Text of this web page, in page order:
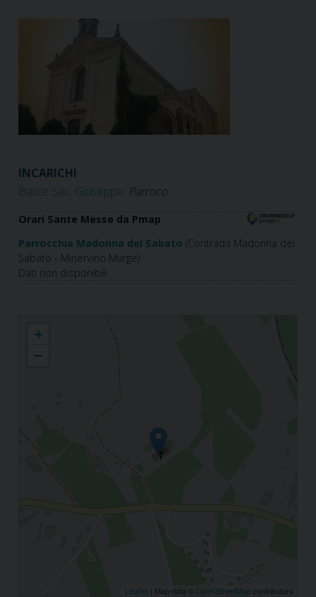
INCARICHI
Balice Sac. Giuseppe : Parroco
Orari Sante Messe da Pmap
Parrocchia Madonna del Sabato (Contrada Madonna del
Sabato - Minervino Murge)
Dati non disponibili
Parrocchia Madonna del Sabato
+
−
Leaflet | Map data © OpenStreetMap contributors